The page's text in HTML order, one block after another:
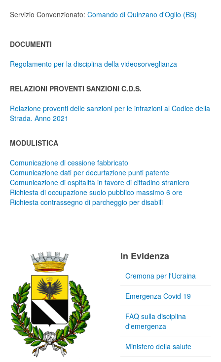
Servizio Convenzionato: Comando di Quinzano d'Oglio (BS)
DOCUMENTI
Regolamento per la disciplina della videosorveglianza
RELAZIONI PROVENTI SANZIONI C.D.S.
Relazione proventi delle sanzioni per le infrazioni al Codice della
Strada. Anno 2021
MODULISTICA
Comunicazione di cessione fabbricato
Comunicazione dati per decurtazione punti patente
Comunicazione di ospitalità in favore di cittadino straniero
Richiesta di occupazione suolo pubblico massimo 6 ore
Richiesta contrassegno di parcheggio per disabili
In Evidenza
Cremona per l'Ucraina
Emergenza Covid 19
FAQ sulla disciplina
d'emergenza
Ministero della salute